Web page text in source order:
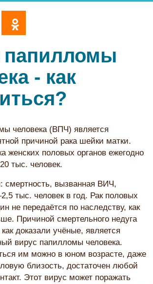
папилломы
- как
человека (ВПЧ) является
причиной рака шейки матки.
женских половых органов ежегодно
тыс. человек.
смертность, вызванная ВИЧ,
тыс. человек в год. Рак половых
не передаётся по наследству, как
Причиной смертельного недуга
доказали учёные, является
вирус папилломы человека.
им можно в юном возрасте, даже
близость, достаточен любой
Этот вирус может поражать